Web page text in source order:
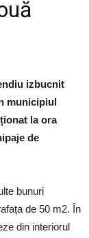
izbucnit
municipiul
la ora
de
bunuri
de 50 m2. În
din interiorul